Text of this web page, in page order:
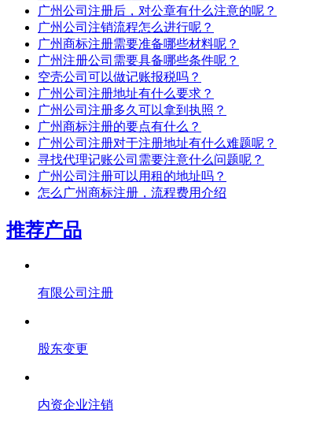
广州公司注册后，对公章有什么注意的呢？
广州公司注销流程怎么进行呢？
广州商标注册需要准备哪些材料呢？
广州注册公司需要具备哪些条件呢？
空壳公司可以做记账报税吗？
广州公司注册地址有什么要求？
广州公司注册多久可以拿到执照？
广州商标注册的要点有什么？
广州公司注册对于注册地址有什么难题呢？
寻找代理记账公司需要注意什么问题呢？
广州公司注册可以用租的地址吗？
怎么广州商标注册，流程费用介绍
推荐产品
有限公司注册
股东变更
内资企业注销